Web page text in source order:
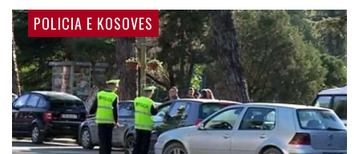
POLICIA E KOSOVES